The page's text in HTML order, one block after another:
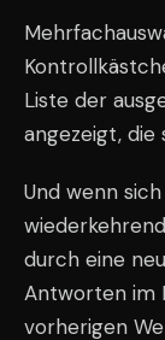
Liste der
angezeigt,
Und wenn
durch eine
Antworten im
vorherigen